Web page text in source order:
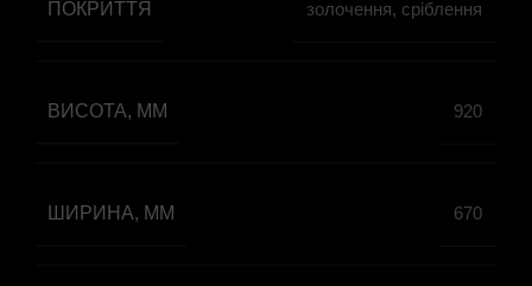
ПОКРИТТЯ золочення, сріблення
ВИСОТА, ММ 920
ШИРИНА, ММ 670